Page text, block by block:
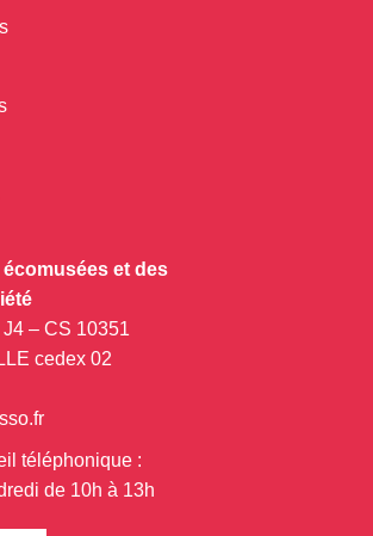
et des
– CS 10351
cedex 02
téléphonique :
de 10h à 13h